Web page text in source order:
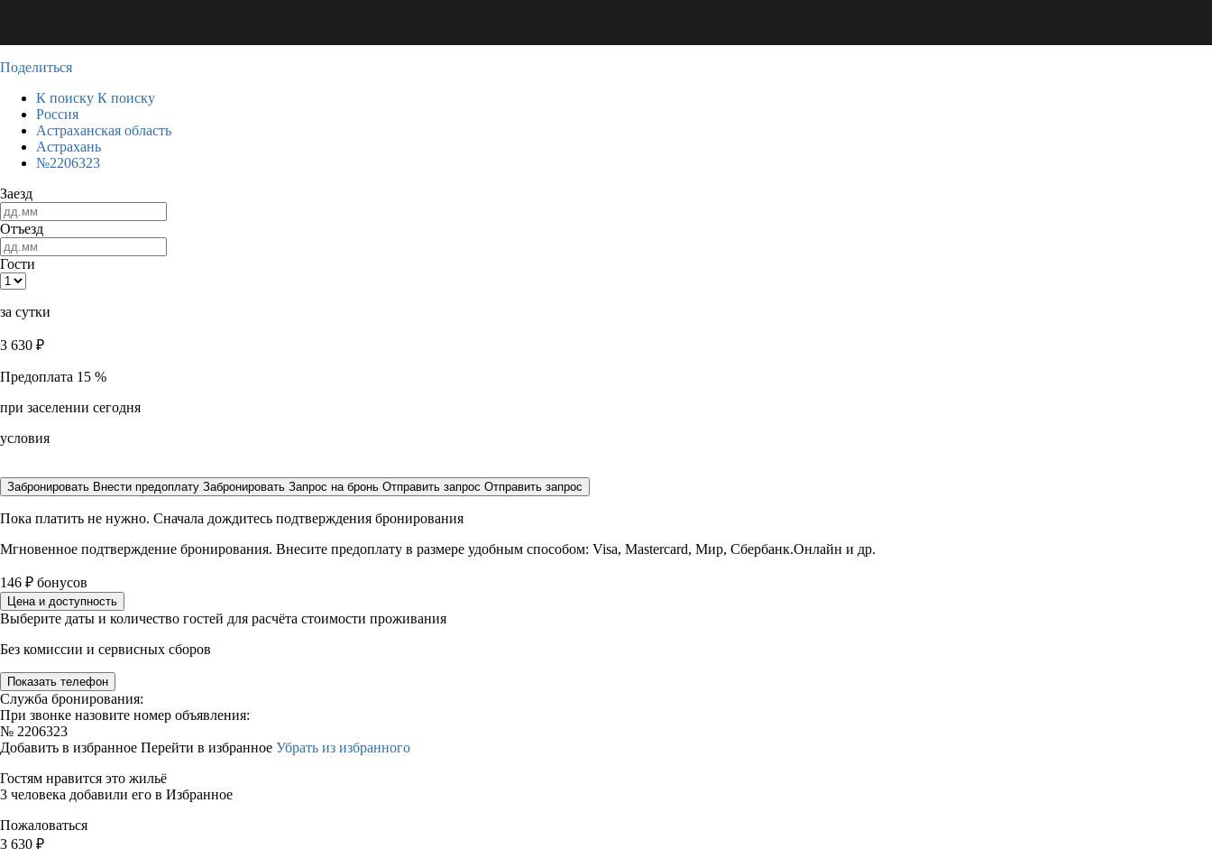
Поделиться
К поиску К поиску
Россия
Астраханская область
Астрахань
№2206323
Заезд
Отъезд
Гости
за сутки
3 630 ₽
Предоплата 15 %
при заселении сегодня
условия
Забронировать Внести предоплату Забронировать Запрос на бронь Отправить запрос Отправить запрос
Пока платить не нужно. Сначала дождитесь подтверждения бронирования
Мгновенное подтверждение бронирования. Внесите предоплату в размере удобным способом: Visa, Mastercard, Мир, Сбербанк.Онлайн и др.
146 ₽ бонусов
Цена и доступность
Выберите даты и количество гостей для расчёта стоимости проживания
Без комиссии и сервисных сборов
Показать телефон
Служба бронирования:
При звонке назовите номер объявления:
№ 2206323
Добавить в избранное Перейти в избранное Убрать из избранного
Гостям нравится это жильё
3 человека добавили его в Избранное
Пожаловаться
3 630 ₽